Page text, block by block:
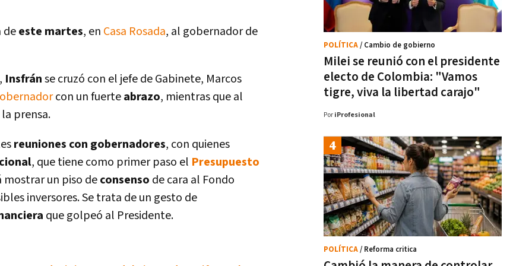
deeste martes, en Casa Rosada, al gobernador de
Insfránse cruzó con el jefe de Gabinete, Marcos
con un fuerteabrazo, mientras que al
prensa.
reuniones con gobernadores, con quienes
, que tiene como primer paso el Presupuesto
mostrar un piso deconsenso de cara al Fondo
inversores. Se trata de un gesto de
que golpeó al Presidente.
Milei se reunió con el presidente
electo de Colombia: "Vamos
tigre, viva la libertad carajo"
POLÍTICA/ Cambio de gobierno
Por iProfesional
POLÍTICA/ Reforma critica